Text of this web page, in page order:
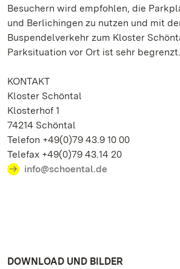
Besuchern wird empfohlen, die
und Berlichingen zu nutzen und mit
Buspendelverkehr zum Kloster
Parksituation vor Ort ist sehr begrenzt.
KONTAKT
Kloster Schöntal
Klosterhof 1
74214 Schöntal
Telefon +49(0)79 43.9 10 00
Telefax +49(0)79 43.14 20
info@schoental.de
DOWNLOAD UND BILDER